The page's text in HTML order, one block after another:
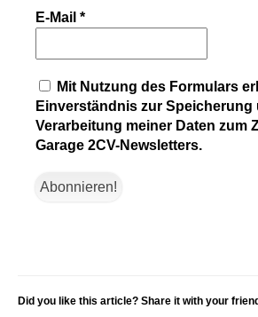
E-Mail *
Mit Nutzung des Formulars
Einverständnis zur Speicherung
Verarbeitung meiner Daten zum
Garage 2CV-Newsletters.
Did you like this article? Share it with your